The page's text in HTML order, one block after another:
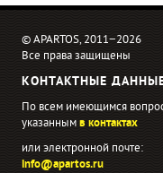
© APARTOS, 2011−2026
Все права защищены
КОНТАКТНЫЕ
По всем имеющимся
указаннымв контактах
или электронной почте:
info@apartos.ru